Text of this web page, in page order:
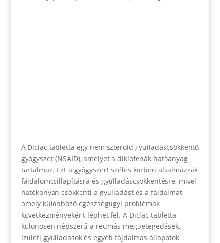
A Diclac tabletta egy nem szteroid gyulladáscsökkentő
gyógyszer (NSAID), amelyet a diklofenák hatóanyag
tartalmaz. Ezt a gyógyszert széles körben alkalmazzák
fájdalomcsillapításra és gyulladáscsökkentésre, mivel
hatékonyan csökkenti a gyulladást és a fájdalmat,
amely különböző egészségügyi problémák
következményeként léphet fel. A Diclac tabletta
különösen népszerű a reumás megbetegedések,
ízületi gyulladások és egyéb fájdalmas állapotok